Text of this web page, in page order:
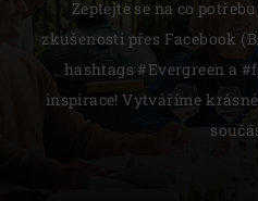
Zeptejte se na co
zkušenosti přes Facebook
hashtags #Evergreen a
inspirace! Vytváříme